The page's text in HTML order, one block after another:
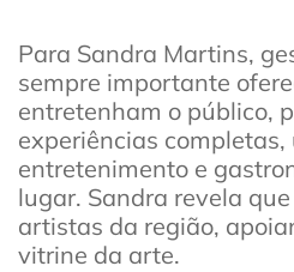
Para Sandra Martins,
sempre importante
entretenham o público,
experiências completas,
entretenimento e
lugar. Sandra revela
artistas da região,
vitrine da arte.